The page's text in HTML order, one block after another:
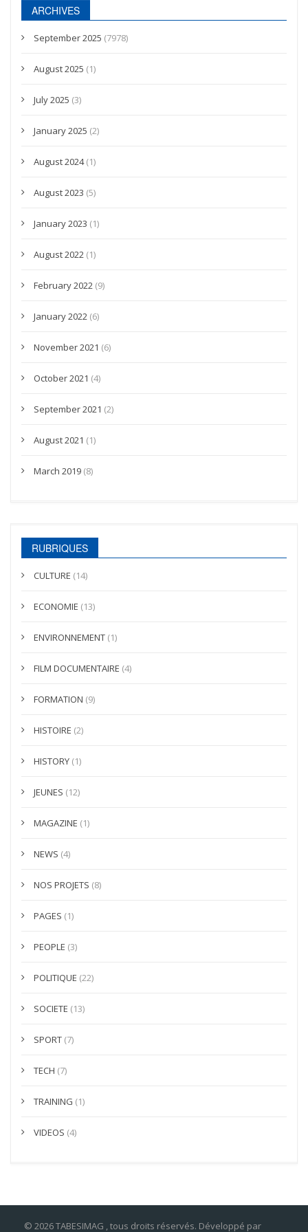
ARCHIVES
September 2025 (7978)
August 2025 (1)
July 2025 (3)
January 2025 (2)
August 2024(1)
August 2023 (5)
January 2023 (1)
August 2022 (1)
February 2022 (9)
January 2022 (6)
November 2021 (6)
October 2021 (4)
September 2021 (2)
August 2021 (1)
March 2019 (8)
RUBRIQUES
CULTURE (14)
ECONOMIE (13)
ENVIRONNEMENT (1)
FILM DOCUMENTAIRE (4)
FORMATION (9)
HISTOIRE (2)
HISTORY (1)
JEUNES (12)
MAGAZINE (1)
NEWS (4)
NOS PROJETS (8)
PAGES (1)
PEOPLE (3)
POLITIQUE (22)
SOCIETE (13)
SPORT (7)
TECH (7)
TRAINING (1)
VIDEOS (4)
© 2026 TABESIMAG , tous droits réservés. Développé par